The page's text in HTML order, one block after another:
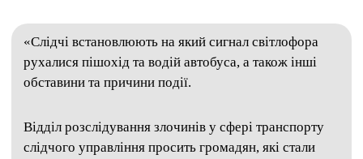
«Слідчі встановлюють на який сигнал світлофора
рухалися пішохід та водій автобуса, а також інші
обставини та причини події.
Відділ розслідування злочинів у сфері транспорту
слідчого управління просить громадян, які стали